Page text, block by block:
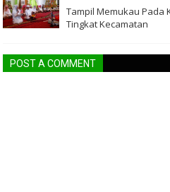
Tampil Memukau Pada
Tingkat Kecamatan
POST A COMMENT